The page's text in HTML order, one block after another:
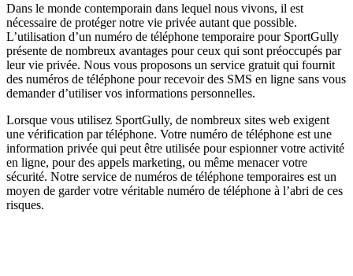
Dans le monde contemporain dans lequel nous vivons, il est
nécessaire de protéger notre vie privée autant que possible.
L’utilisation d’un numéro de téléphone temporaire pour SportGully
présente de nombreux avantages pour ceux qui sont préoccupés par
leur vie privée. Nous vous proposons un service gratuit qui fournit
des numéros de téléphone pour recevoir des SMS en ligne sans vous
demander d’utiliser vos informations personnelles.
Lorsque vous utilisez SportGully, de nombreux sites web exigent
une vérification par téléphone. Votre numéro de téléphone est une
information privée qui peut être utilisée pour espionner votre activité
en ligne, pour des appels marketing, ou même menacer votre
sécurité. Notre service de numéros de téléphone temporaires est un
moyen de garder votre véritable numéro de téléphone à l’abri de ces
risques.